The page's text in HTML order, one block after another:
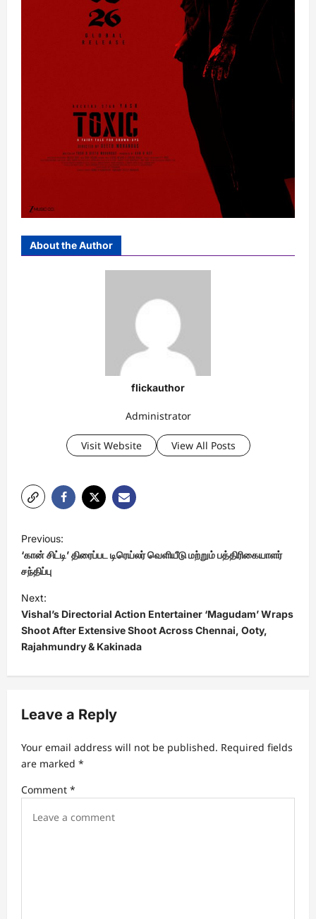
About the Author
flickauthor
Administrator
Visit Website View All Posts
P
o
s
t
n
a
g
t
i
o
Previous:
‘கான் சிட்டி’ திரைப்பட டிரெய்லர் வெளியீடு மற்றும் பத்திரிகையாளர்
சந்திப்பு
Next:
Vishal’s Directorial Action Entertainer ‘Magudam’ Wraps
Shoot After Extensive Shoot Across Chennai, Ooty,
Rajahmundry & Kakinada
Leave a Reply
Your email address will not be published. Required fields
are marked *
Comment *